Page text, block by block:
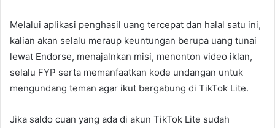
Melalui aplikasi penghasil uang tercepat dan halal satu ini,
kalian akan selalu meraup keuntungan berupa uang tunai
lewat Endorse, menajalnkan misi, menonton video iklan,
selalu FYP serta memanfaatkan kode undangan untuk
mengundang teman agar ikut bergabung di TikTok Lite.
Jika saldo cuan yang ada di akun TikTok Lite sudah